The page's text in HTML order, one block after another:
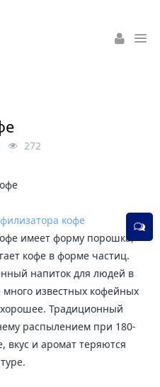
272
имеет форму порошка,
кофе в форме частиц.
напиток для людей в
известных кофейных
Традиционный
распылением при 180-
вкус и аромат теряются